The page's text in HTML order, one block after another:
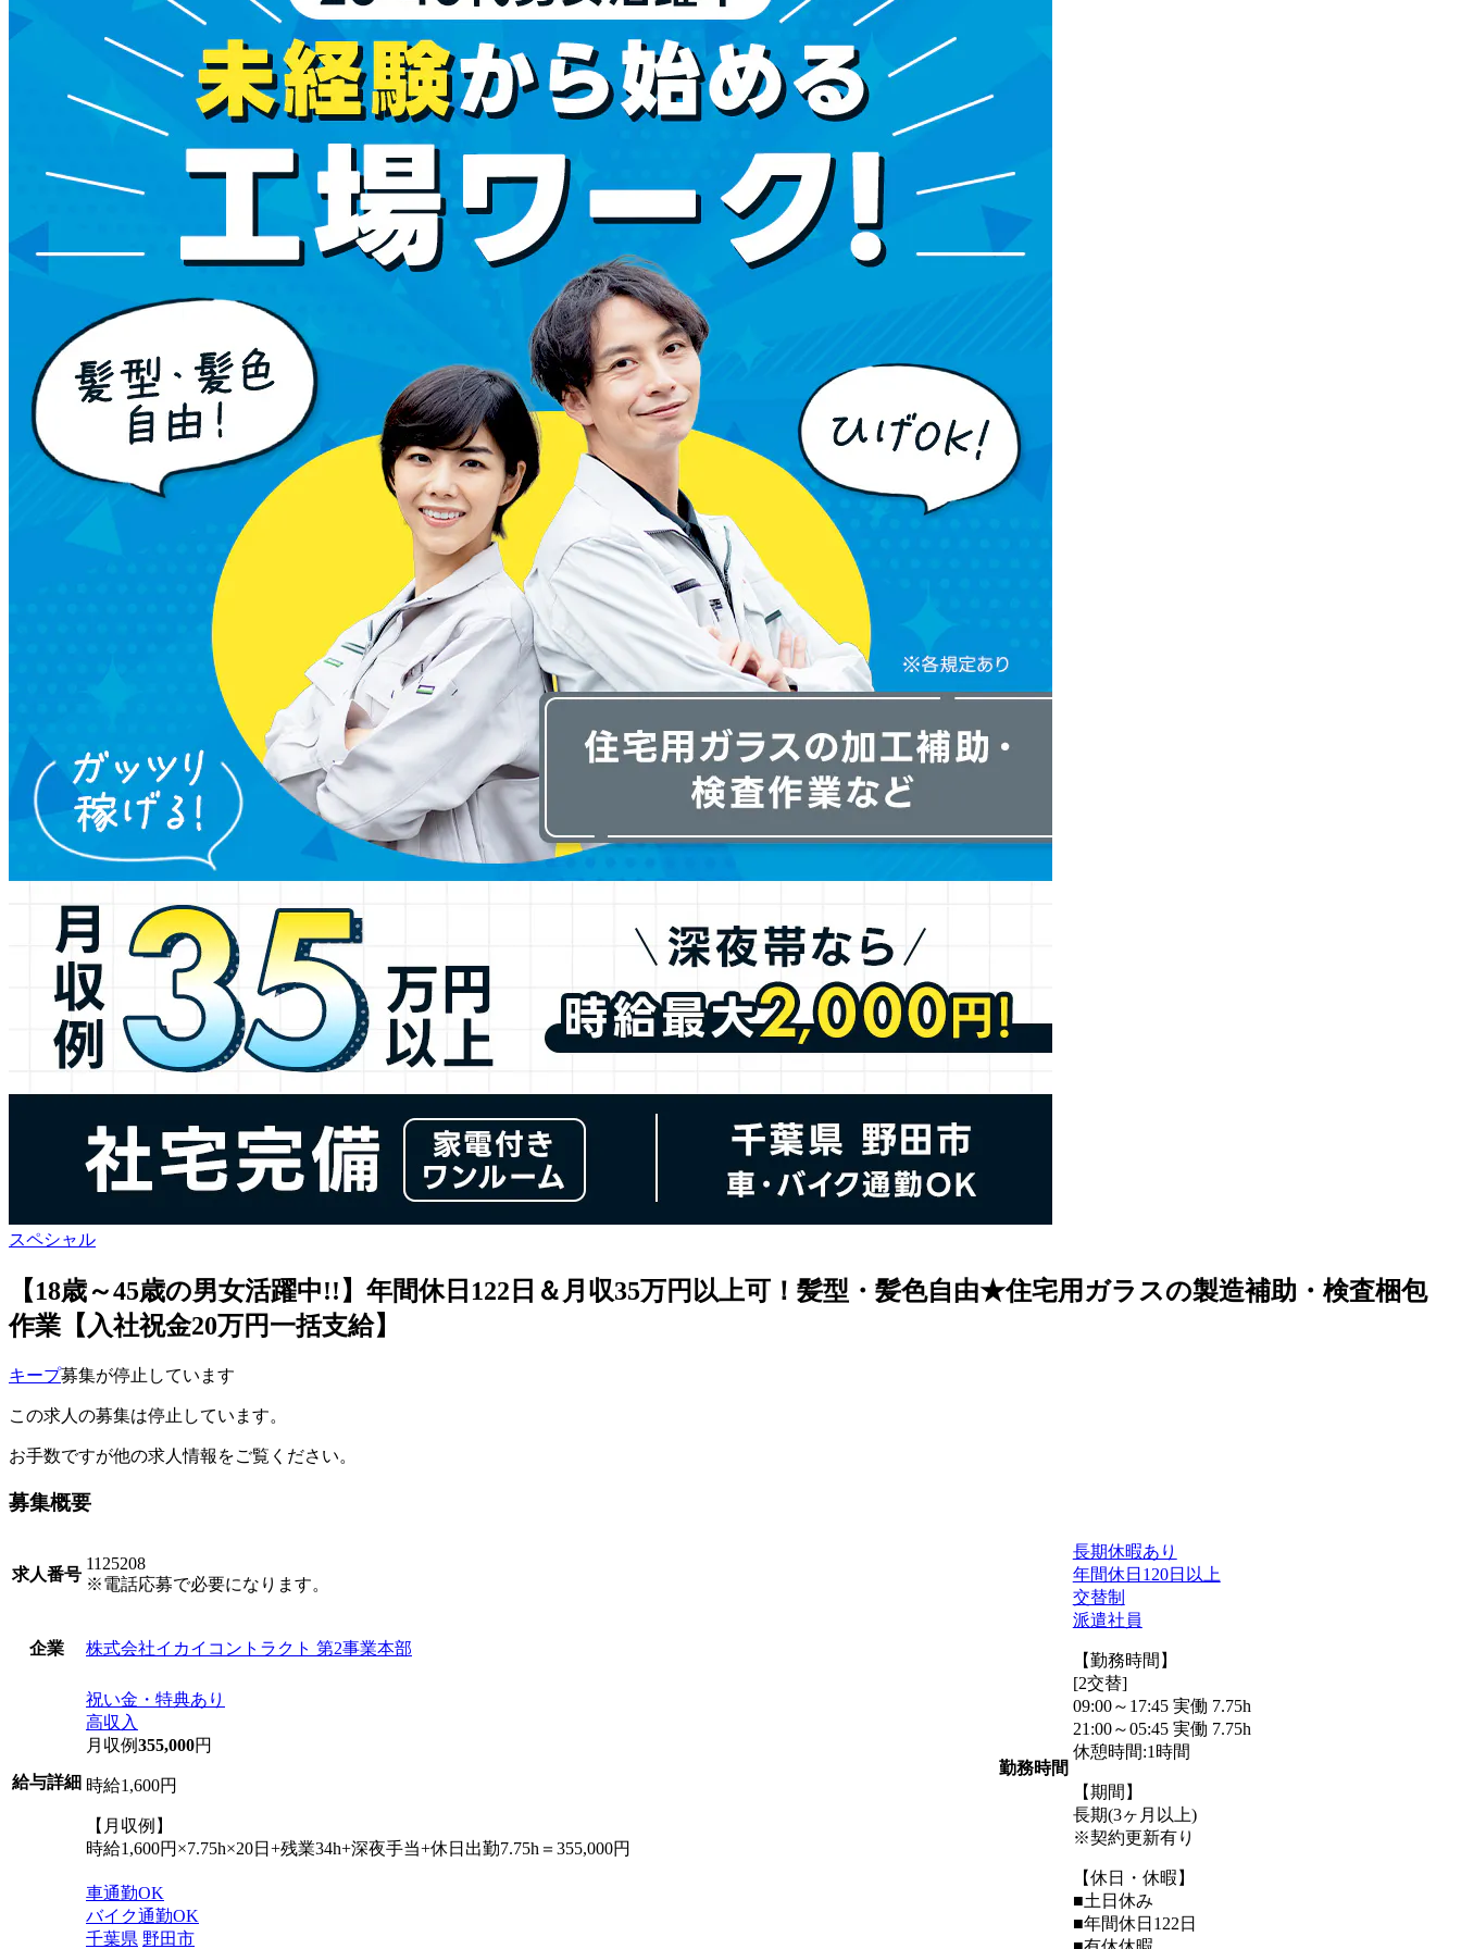
スペシャル
【18歳～45歳の男女活躍中!!】年間休日122日＆月収35万円以上可！髪型・髪色自由★住宅用ガラスの製造補助・検査梱包
作業【入社祝金20万円一括支給】
キープ募集が停止しています
この求人の募集は停止しています。
お手数ですが他の求人情報をご覧ください。
募集概要
求人番号
1125208
※電話応募で必要になります。
企業 株式会社イカイコントラクト 第2事業本部
給与詳細
祝い金・特典あり
高収入
月収例355,000円
時給1,600円
【月収例】
時給1,600円×7.75h×20日+残業34h+深夜手当+休日出勤7.75h＝355,000円
車通勤OK
バイク通勤OK
千葉県 野田市
勤務時間
長期休暇あり
年間休日120日以上
交替制
派遣社員
【勤務時間】
[2交替]
09:00～17:45 実働 7.75h
21:00～05:45 実働 7.75h
休憩時間:1時間
【期間】
長期(3ヶ月以上)
※契約更新有り
【休日・休暇】
■土日休み
■年間休日122日